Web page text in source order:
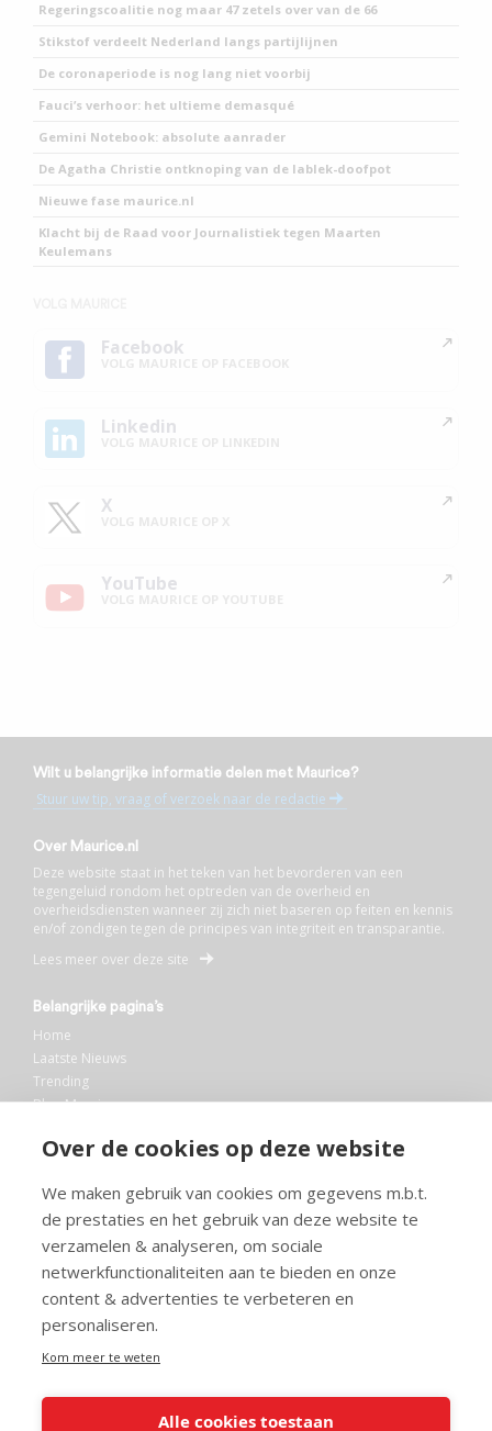
Over de cookies op deze website
We maken gebruik van cookies om gegevens m.b.t.
de prestaties en het gebruik van deze website te
verzamelen & analyseren, om sociale
netwerkfunctionaliteiten aan te bieden en onze
content & advertenties te verbeteren en
personaliseren.
Kom meer te weten
Alle cookies toestaan
Regeringscoalitie nog maar 47 zetels over van de 66
Stikstof verdeelt Nederland langs partijlijnen
De coronaperiode is nog lang niet voorbij
Fauci’s verhoor: het ultieme demasqué
Gemini Notebook: absolute aanrader
De Agatha Christie ontknoping van de lablek-doofpot
Nieuwe fase maurice.nl
Klacht bij de Raad voor Journalistiek tegen Maarten
Keulemans
Facebook
Linkedin
X
YouTube
Wilt u belangrijke informatie delen met Maurice?
Stuur uw tip, vraag of verzoek naar de redactie
Over Maurice.nl
Deze website staat in het teken van het bevorderen van een
tegengeluid rondom het optreden van de overheid en
overheidsdiensten wanneer zij zich niet baseren op feiten en kennis
en/of zondigen tegen de principes van integriteit en transparantie.
Lees meer over deze site
Belangrijke pagina’s
Home
Laatste Nieuws
Trending
Blog Maurice
Bibliotheek
Info en service
FAQ
Doneren
Privacy
Voorwaarden
Meedoen
© 2026 Maurice.nl - Alle rechten voorbehouden. Op alle artikelen rust